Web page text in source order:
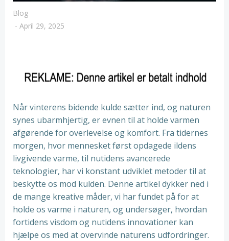
Blog
- April 29, 2025
Når vinterens bidende kulde sætter ind, og naturen
synes ubarmhjertig, er evnen til at holde varmen
afgørende for overlevelse og komfort. Fra tidernes
morgen, hvor mennesket først opdagede ildens
livgivende varme, til nutidens avancerede
teknologier, har vi konstant udviklet metoder til at
beskytte os mod kulden. Denne artikel dykker ned i
de mange kreative måder, vi har fundet på for at
holde os varme i naturen, og undersøger, hvordan
fortidens visdom og nutidens innovationer kan
hjælpe os med at overvinde naturens udfordringer.